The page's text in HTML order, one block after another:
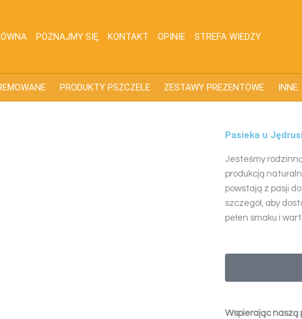
POZNAJMY SIĘ KONTAKT OPINIE STREFA WIEDZY
PRODUKTY PSZCZELE ZESTAWY PREZENTOWE INNE
Pasieka u
Jesteśmy
produkcją
powstają z pasji
szczegół, aby
pełen smaku i
Wspierając naszą